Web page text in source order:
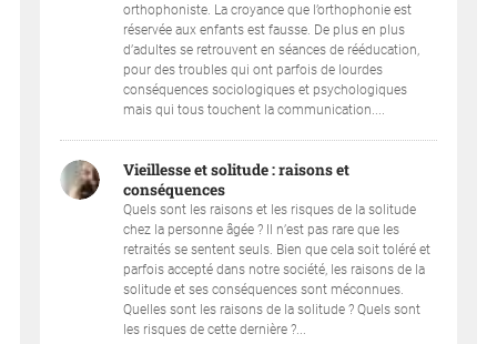
orthophoniste. La croyance que l’orthophonie est
réservée aux enfants est fausse. De plus en plus
d’adultes se retrouvent en séances de rééducation,
pour des troubles qui ont parfois de lourdes
conséquences sociologiques et psychologiques
mais qui tous touchent la communication....
Vieillesse et solitude : raisons et
conséquences
Quels sont les raisons et les risques de la solitude
chez la personne âgée ? Il n’est pas rare que les
retraités se sentent seuls. Bien que cela soit toléré et
parfois accepté dans notre société, les raisons de la
solitude et ses conséquences sont méconnues.
Quelles sont les raisons de la solitude ? Quels sont
les risques de cette dernière ?...